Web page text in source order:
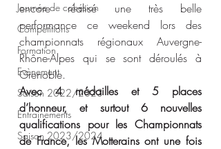
Journée de cohésion
Compétitions
Formation
Evènement
Saison 2022/2023
Entrainements
Saison 2023/2024
encore réalisé une très belle
performance ce weekend lors des
championnats régionaux Auvergne-
Rhône-Alpes qui se sont déroulés à
Grenoble.
Avec 4 médailles et 5 places
d’honneur, et surtout 6 nouvelles
qualifications pour les Championnats
de France, les Motterains ont une fois